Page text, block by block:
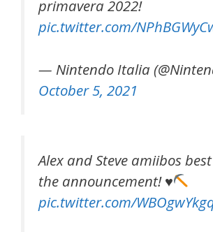
primavera 2022!
pic.twitter.com/
— Nintendo Italia
October 5, 2021
Alex and Steve amiibos
the announcement!♥
pic.twitter.com/